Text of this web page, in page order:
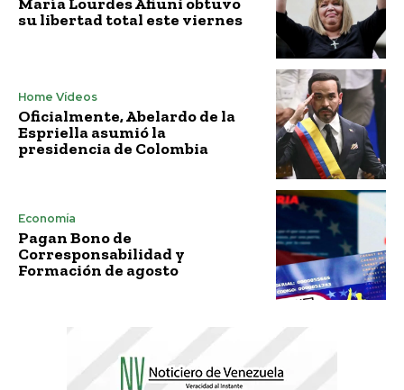
su libertad total este viernes
Home Vídeos
Oficialmente, Abelardo de la
Espriella asumió la
presidencia de Colombia
Economía
Pagan Bono de
Corresponsabilidad y
Formación de agosto